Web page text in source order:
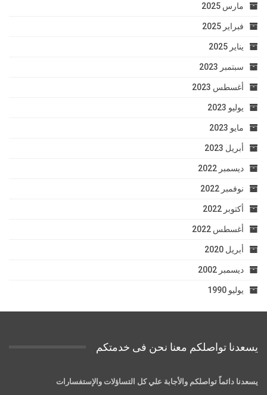
مارس 2025
فبراير 2025
يناير 2025
سبتمبر 2023
أغسطس 2023
يوليو 2023
مايو 2023
أبريل 2023
ديسمبر 2022
نوفمبر 2022
أكتوبر 2022
أغسطس 2022
أبريل 2020
ديسمبر 2002
يوليو 1990
يسعدنا تواصلكم معنا نحن فى خدمتكم
يسعدنا دائماً تواصلكم والأجابة علي كل التساؤلات والإستفسارات